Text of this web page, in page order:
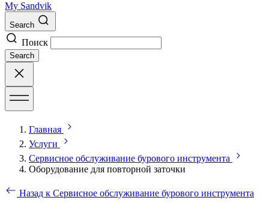
My Sandvik
Search
Поиск
Search
Главная
Услуги
Сервисное обслуживание бурового инструмента
Оборудование для повторной заточки
Назад к Сервисное обслуживание бурового инструмента